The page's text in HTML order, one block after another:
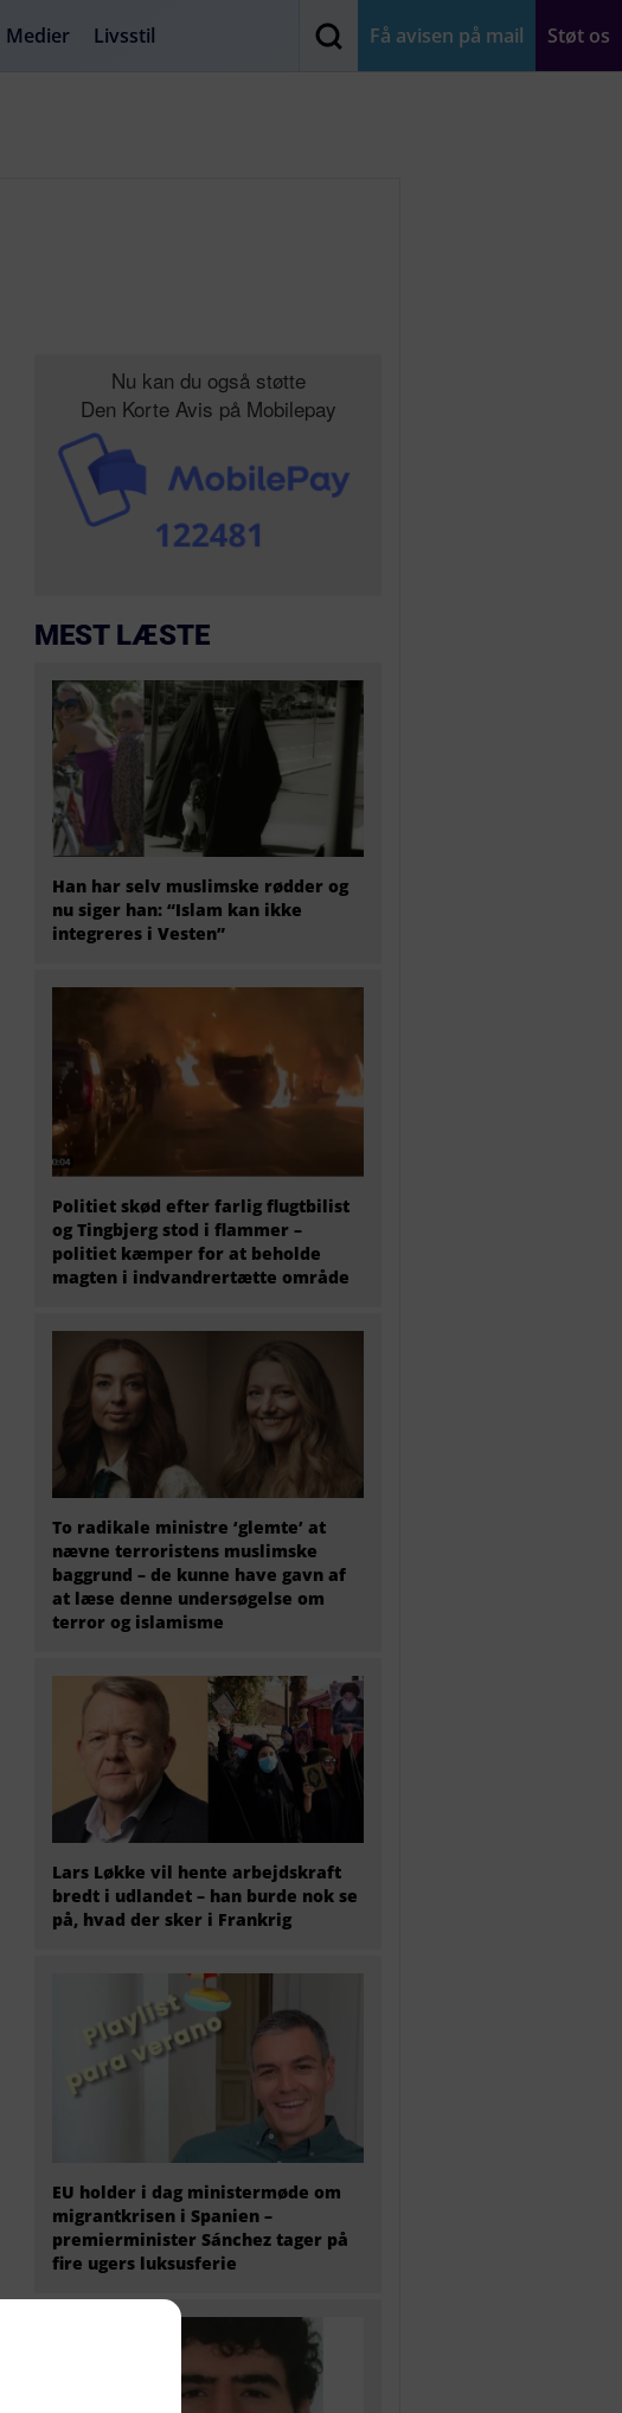
Få avisen på mail Støt os
Medier Livsstil
Nu kan du også støtte
Den Korte Avis på Mobilepay
MEST LÆSTE
Han har selv muslimske rødder og
nu siger han: “Islam kan ikke
integreres i Vesten”
Politiet skød efter farlig flugtbilist
og Tingbjerg stod i flammer –
politiet kæmper for at beholde
magten i indvandrertætte område
To radikale ministre ‘glemte’ at
nævne terroristens muslimske
baggrund – de kunne have gavn af
at læse denne undersøgelse om
terror og islamisme
Lars Løkke vil hente arbejdskraft
bredt i udlandet – han burde nok se
på, hvad der sker i Frankrig
EU holder i dag ministermøde om
migrantkrisen i Spanien –
premierminister Sánchez tager på
fire ugers luksusferie